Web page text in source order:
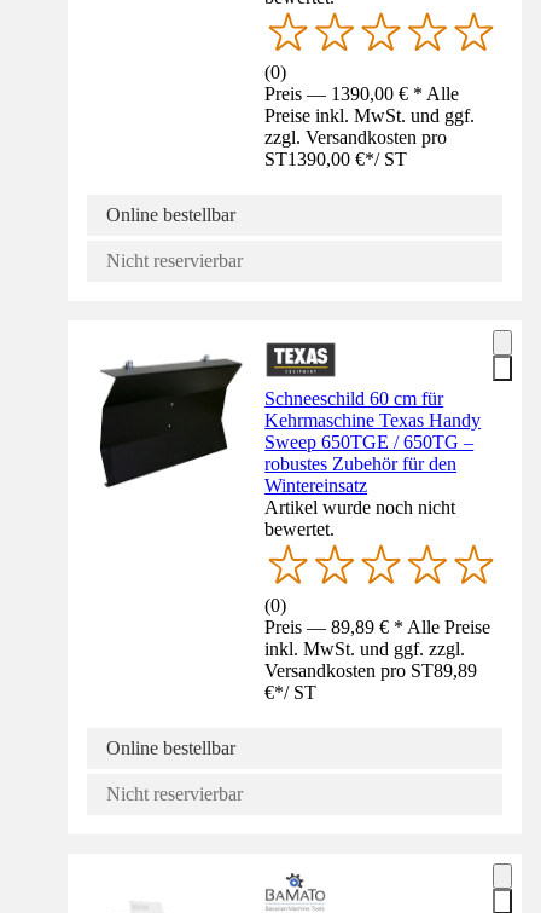
(0)
Preis — 1390,00 € * Alle
Preise inkl. MwSt. und ggf.
zzgl. Versandkosten pro
ST1390,00 €*/ ST
Online bestellbar
Nicht reservierbar
Schneeschild 60 cm für
Kehrmaschine Texas Handy
Sweep 650TGE / 650TG –
robustes Zubehör für den
Wintereinsatz
Artikel wurde noch nicht
bewertet.
(0)
Preis — 89,89 € * Alle Preise
inkl. MwSt. und ggf. zzgl.
Versandkosten pro ST89,89
€*/ ST
Online bestellbar
Nicht reservierbar